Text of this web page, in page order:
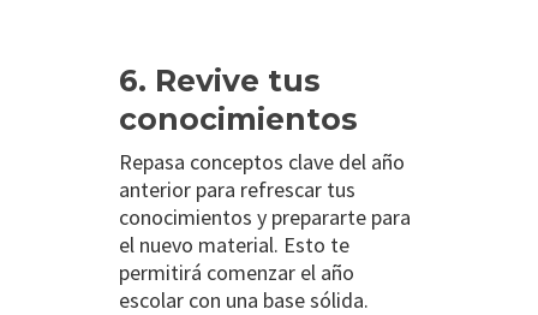
6. Revive tus
conocimientos
Repasa conceptos clave del año
anterior para refrescar tus
conocimientos y prepararte para
el nuevo material. Esto te
permitirá comenzar el año
escolar con una base sólida.